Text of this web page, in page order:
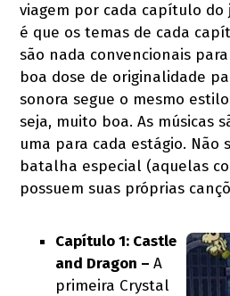
viagem por cada capítulo do
é que os temas de cada
são nada convencionais
boa dose de originalidade
sonora segue o mesmo
seja, muito boa. As músicas
uma para cada estágio. Não
batalha especial (aquelas
possuem suas próprias
Capítulo 1: Castle
and Dragon –A
primeira Crystal